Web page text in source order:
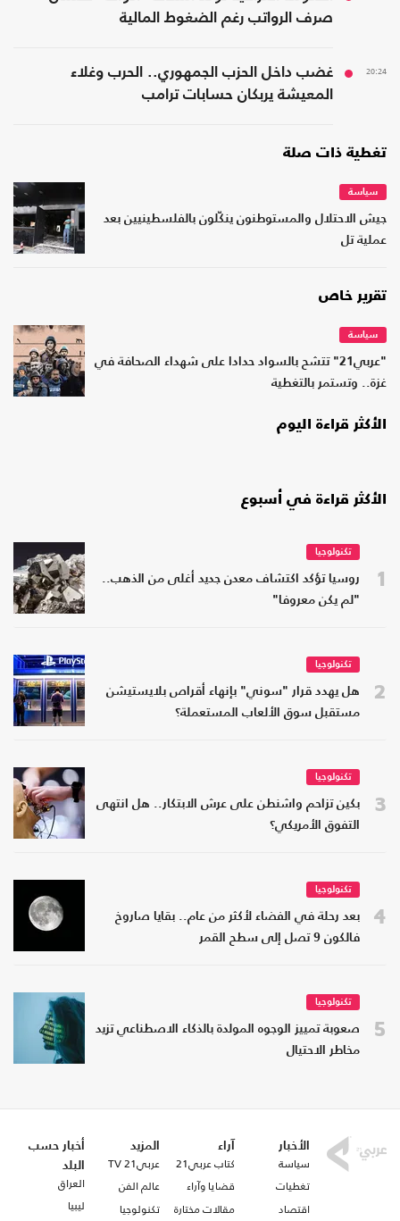
صرف الرواتب رغم الضغوط المالية
20:24
غضب داخل الحزب الجمهوري.. الحرب وغلاء
المعيشة يربكان حسابات ترامب
تغطية ذات صلة
سياسة
جيش الاحتلال والمستوطنون ينكّلون بالفلسطينيين بعد
عملية تل
تقرير خاص
سياسة
"عربي21" تتشح بالسواد حدادا على شهداء الصحافة في
غزة.. وتستمر بالتغطية
الأكثر قراءة اليوم
الأكثر قراءة في أسبوع
1
تكنولوجيا
روسيا تؤكد اكتشاف معدن جديد أغلى من الذهب..
"لم يكن معروفا"
2
تكنولوجيا
هل يهدد قرار "سوني" بإنهاء أقراص بلايستيشن
مستقبل سوق الألعاب المستعملة؟
3
تكنولوجيا
بكين تزاحم واشنطن على عرش الابتكار.. هل انتهى
التفوق الأمريكي؟
4
تكنولوجيا
بعد رحلة في الفضاء لأكثر من عام.. بقايا صاروخ
فالكون 9 تصل إلى سطح القمر
5
تكنولوجيا
صعوبة تمييز الوجوه المولدة بالذكاء الاصطناعي تزيد
مخاطر الاحتيال
الأخبار
سياسة
تغطيات
اقتصاد
آراء
كتاب عربي21
قضايا وآراء
مقالات مختارة
المزيد
عربي21 TV
عالم الفن
تكنولوجيا
أخبار حسب
البلد
العراق
ليبيا